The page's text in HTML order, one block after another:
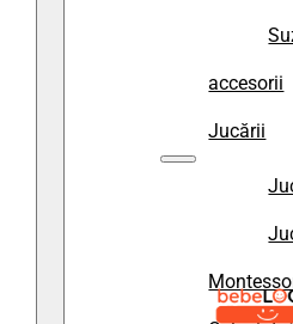
accesorii
Jucării